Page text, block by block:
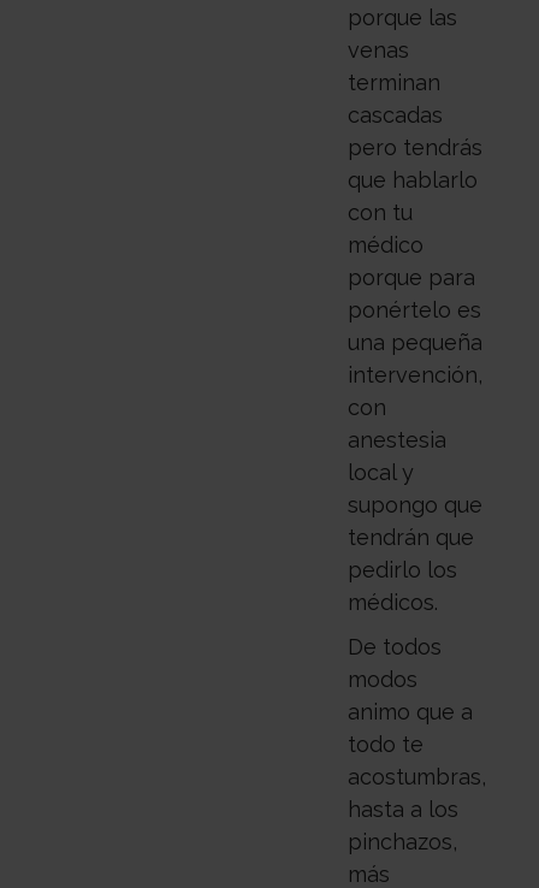
porque las
venas
terminan
cascadas
pero tendrás
que hablarlo
con tu
médico
porque para
ponértelo es
una pequeña
intervención,
con
anestesia
local y
supongo que
tendrán que
pedirlo los
médicos.
De todos
modos
animo que a
todo te
acostumbras,
hasta a los
pinchazos,
más